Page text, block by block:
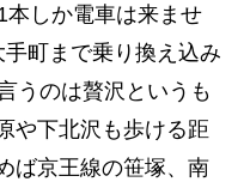
しか電車は来ませ
町まで乗り換え込み
うのは贅沢というも
や下北沢も歩ける距
ば京王線の笹塚、南